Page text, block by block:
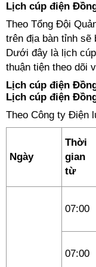
Lịch cúp điện
Theo Tổng Đội
trên địa bàn tỉnh sẽ
Dưới đây là lịch
thuận tiện theo dõi
Lịch cúp điện
Lịch cúp điện
Theo Công ty Điện
Ngày
Thời
gian
từ
07:00
07:00